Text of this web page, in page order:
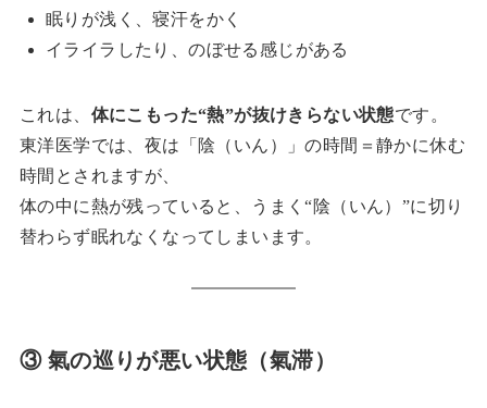
眠りが浅く、寝汗をかく
イライラしたり、のぼせる感じがある
これは、 体にこもった“熱”が抜けきらない状態です。
東洋医学では、夜は「陰（いん）」の時間＝静かに休む
時間とされますが、
体の中に熱が残っていると、うまく“陰（いん）”に切り
替わらず眠れなくなってしまいます。
③ 氣の巡りが悪い状態（氣滞）